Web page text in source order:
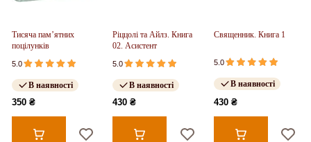
Тисяча пам’ятних
поцілунків
5.0
В наявності
350 ₴
Ріццолі та Айлз. Книга
02. Асистент
5.0
В наявності
430 ₴
Священник. Книга 1
5.0
В наявності
430 ₴